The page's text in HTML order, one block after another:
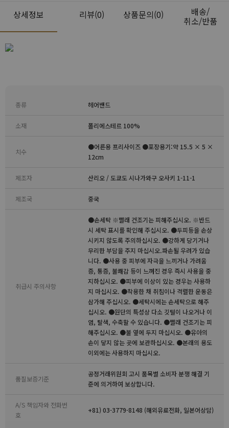
상세정보 리뷰(0) 상품문의(0) 배송/
취소/반품
종류 헤어밴드
소재 폴리에스테르 100%
치수
●어른용 프리사이즈 ●포장용기:약 15.5 × 5 ×
12cm
제조자 산리오 / 도쿄도 시나가와구 오사키 1-11-1
제조국 중국
취급시 주의사항
●손세탁 ※빨래 건조기는 피해주십시오. ※반드
시 세탁 표시를 확인해 주십시오. ●두피등을 손상
시키지 않도록 주의하십시오. ●강하게 당기거나
무리한 부담을 주지 마십시오.파손될 우려가 있습
니다. ●사용 중 피부에 자극을 느끼거나 가려움
증, 통증, 불쾌감 등이 느껴진 경우 즉시 사용을 중
지하십시오. ●피부에 이상이 있는 경우는 사용하
지 마십시오. ●착용한 채 취침이나 격렬한 운동은
삼가해 주십시오. ●세탁시에는 손세탁으로 해주
십시오. ●원단의 특성상 다소 깃털이 나오거나 이
염, 탈색, 수축할 수 있습니다. ●빨래 건조기는 피
해주십시오. ●불 옆에 두지 마십시오. ●유아의
손이 닿지 않는 곳에 보관하십시오. ●본래의 용도
이외에는 사용하지 마십시오.
품질보증기준
공정거래위원회 고시 품목별 소비자 분쟁 해결 기
준에 의거하여 보상합니다.
A/S 책임자와 전화번
호
+81) 03-3779-8148 (해외유료전화, 일본어상담)